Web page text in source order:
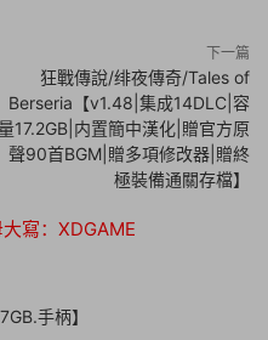
下一篇
狂戰傳說/绯夜傳奇/Tales of
Berseria【v1.48|集成14DLC|容
17.2GB|内置簡中漢化|贈官方原
聲90首BGM|贈多項修改器|贈終
極裝備通關存檔】
寫：XDGAME
手柄】